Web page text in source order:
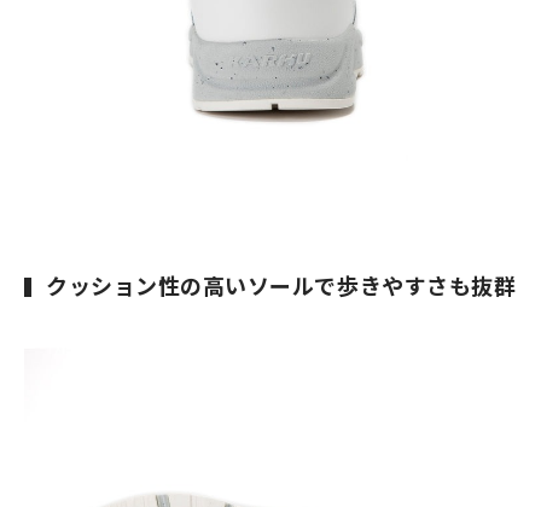
クッション性の高いソールで歩きやすさも抜群